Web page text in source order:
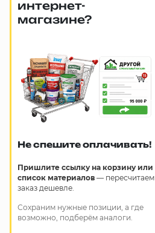
интернет-
магазине?
Не спешите оплачивать!
Пришлите ссылку на корзину или
список материалов — пересчитаем
заказ дешевле.
Сохраним нужные позиции, а где
возможно, подберём аналоги.